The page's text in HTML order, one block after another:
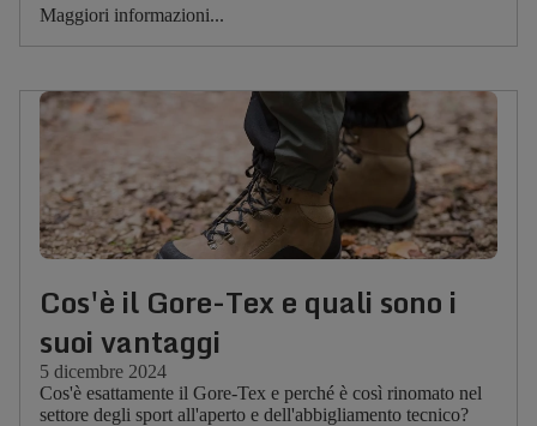
Maggiori informazioni...
Cos'è il Gore-Tex e quali sono i
suoi vantaggi
5 dicembre 2024
Cos'è esattamente il Gore-Tex e perché è così rinomato nel
settore degli sport all'aperto e dell'abbigliamento tecnico?